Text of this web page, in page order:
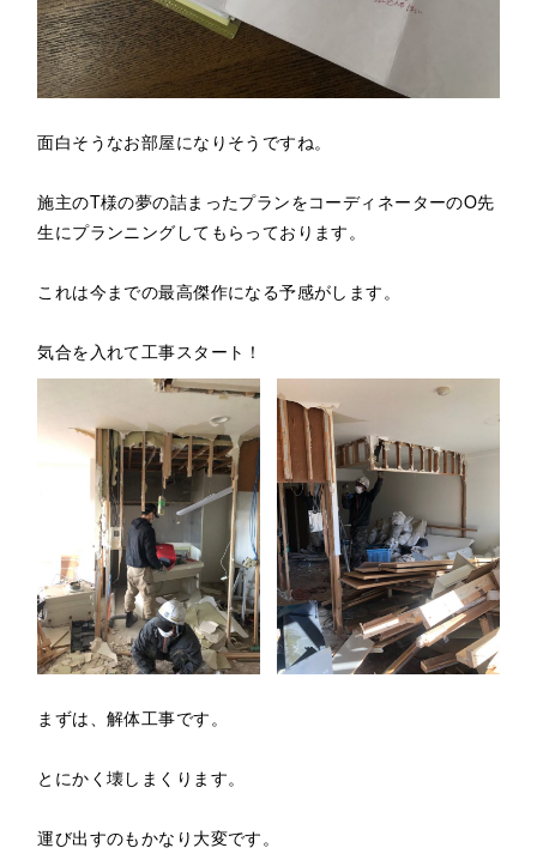
面白そうなお部屋になりそうですね。
施主のT様の夢の詰まったプランをコーディネーターのO先
生にプランニングしてもらっております。
これは今までの最高傑作になる予感がします。
気合を入れて工事スタート！
まずは、解体工事です。
とにかく壊しまくります。
運び出すのもかなり大変です。